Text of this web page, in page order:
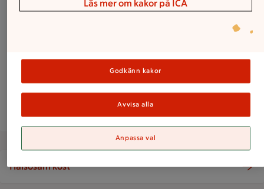
Inspiration till en sund och hälsosam vardag.
Nyttiga recept
Nyttig veckomeny
Hälsosam kost
Läs mer om kakor på ICA
Godkänn kakor
Avvisa alla
Anpassa val